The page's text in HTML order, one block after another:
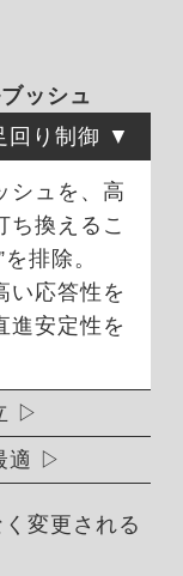
ッシュ
回り制御
シュを、高
ち換えるこ
排除。
い応答性を
進安定性を
適
変更される